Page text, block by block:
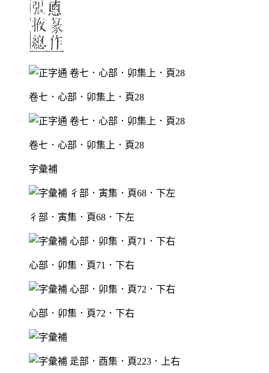
卷七．心部．卯集上．頁28
卷七．心部．卯集上．頁28
字彙補
彳部．寅集．頁68．下左
心部．卯集．頁71．下右
心部．卯集．頁72．下右